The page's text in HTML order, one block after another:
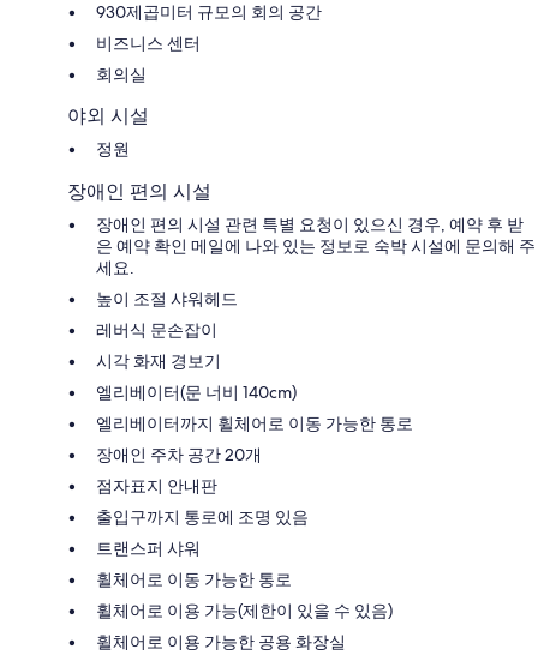
930제곱미터 규모의 회의 공간
비즈니스 센터
회의실
야외 시설
정원
장애인 편의 시설
장애인 편의 시설 관련 특별 요청이 있으신 경우, 예약 후 받
은 예약 확인 메일에 나와 있는 정보로 숙박 시설에 문의해 주
세요.
높이 조절 샤워헤드
레버식 문손잡이
시각 화재 경보기
엘리베이터(문 너비 140cm)
엘리베이터까지 휠체어로 이동 가능한 통로
장애인 주차 공간 20개
점자표지 안내판
출입구까지 통로에 조명 있음
트랜스퍼 샤워
휠체어로 이동 가능한 통로
휠체어로 이용 가능(제한이 있을 수 있음)
휠체어로 이용 가능한 공용 화장실